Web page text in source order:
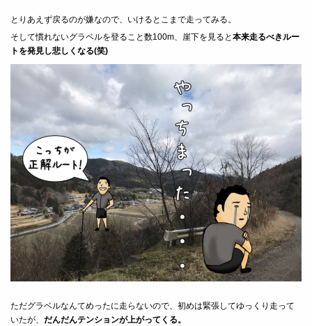
とりあえず戻るのが嫌なので、いけるとこまで走ってみる。
そして慣れないグラベルを登ること数100m、崖下を見ると本来走るべきルー
トを発見し悲しくなる(笑)
ただグラベルなんてめったに走らないので、初めは緊張してゆっくり走って
いたが、 だんだんテンションが上がってくる。